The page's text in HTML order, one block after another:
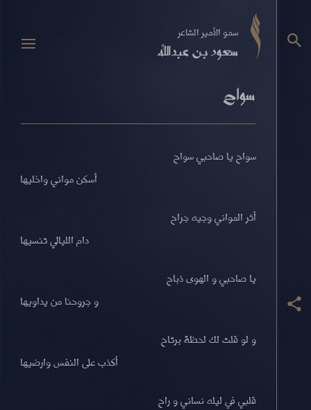
سمو الأمير الشاعر
سعود بن عبدالله
سواح
سواح يا صاحبي سواح
أسكن مواني واخليها
أثر المواني وجيه جراح
دام الليالي تنسيها
يا صاحبي و الهوى ذباح
و جروحنا من يداويها
و لو قلت لك لحظة برتاح
أكذب على النفس وارضيها
قلبي في ليله نساني و راح